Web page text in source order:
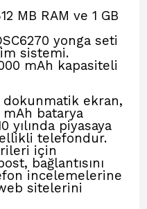
MB RAM ve 1 GB
yonga seti
sistemi.
mAh kapasiteli
dokunmatik ekran,
mAh batarya
yılında piyasaya
telefondur.
için
bağlantısını
incelemelerine
sitelerini